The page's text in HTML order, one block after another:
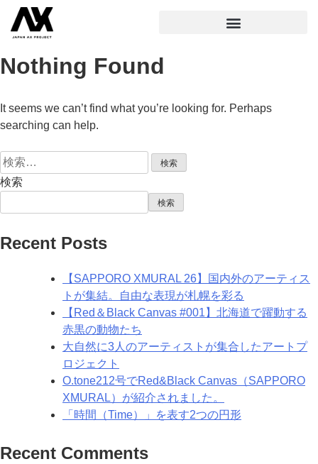
Nothing Found
It seems we can’t find what you’re looking for. Perhaps
searching can help.
検索
検索
Recent Posts
【SAPPORO XMURAL 26】国内外のアーティス
トが集結。自由な表現が札幌を彩る
【Red＆Black Canvas #001】北海道で躍動する
赤黒の動物たち
大自然に3人のアーティストが集合したアートプ
ロジェクト
O.tone212号でRed&Black Canvas（SAPPORO
XMURAL）が紹介されました。
「時間（Time）」を表す2つの円形
Recent Comments